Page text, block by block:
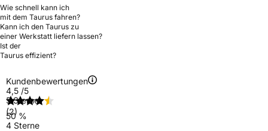
Wie schnell kann ich
mit dem Taurus fahren?
Kann ich den Taurus zu
einer Werkstatt liefern lassen?
Ist der
Taurus effizient?
Kundenbewertungen
4,5 /5
(2)
5 Sterne
50 %
4 Sterne